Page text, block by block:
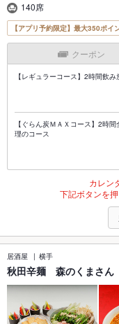
140席
【アプリ予約限定】最大350ポイ
クーポン
【レギュラーコース】2時間飲
【ぐらん炭ＭＡＸコース】2時
理のコース
カレン
下記ボタンを
居酒屋 横手
秋田辛麺 森のくまさ